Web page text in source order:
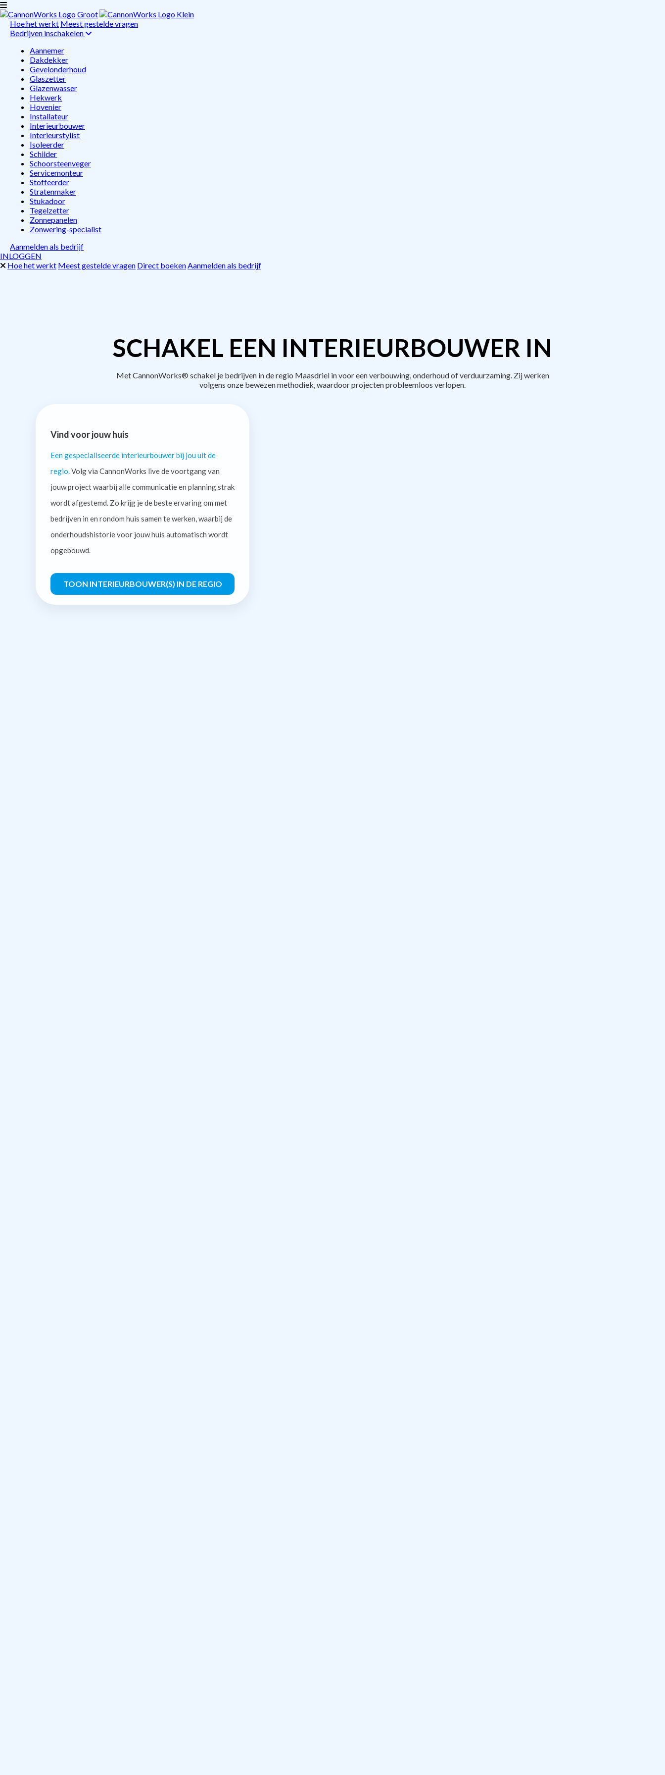
Hoe het werkt Meest gestelde vragen
Bedrijven inschakelen
Aannemer
Dakdekker
Gevelonderhoud
Glaszetter
Glazenwasser
Hekwerk
Hovenier
Installateur
Interieurbouwer
Interieurstylist
Isoleerder
Schilder
Schoorsteenveger
Servicemonteur
Stoffeerder
Stratenmaker
Stukadoor
Tegelzetter
Zonnepanelen
Zonwering-specialist
Aanmelden als bedrijf
INLOGGEN
Hoe het werkt Meest gestelde vragen Direct boekenAanmelden als bedrijf
SCHAKEL EEN INTERIEURBOUWER IN
Met CannonWorks® schakel je bedrijven in de regio Maasdriel in voor een verbouwing, onderhoud of verduurzaming. Zij werken
volgens onze bewezen methodiek, waardoor projecten probleemloos verlopen.
Vind voor jouw huis
Een gespecialiseerde interieurbouwer bij jou uit de
regio. Volg via CannonWorks live de voortgang van
jouw project waarbij alle communicatie en planning strak
wordt afgestemd. Zo krijg je de beste ervaring om met
bedrijven in en rondom huis samen te werken, waarbij de
onderhoudshistorie voor jouw huis automatisch wordt
opgebouwd.
TOON INTERIEURBOUWER(S) IN DE REGIO